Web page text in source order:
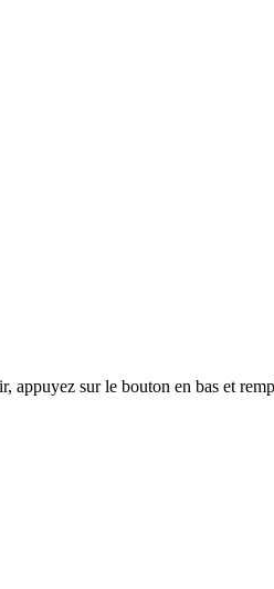
appuyez sur le bouton en bas et